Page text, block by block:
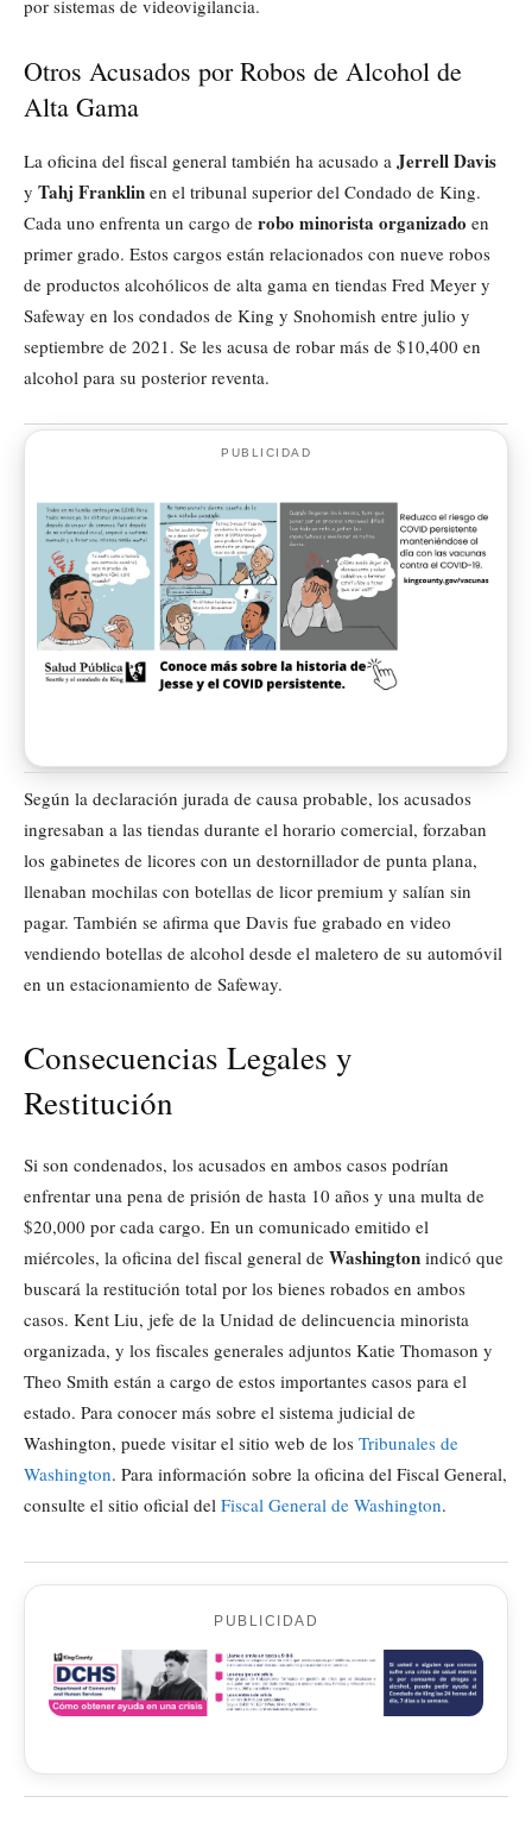
por sistemas de videovigilancia.
Otros Acusados por Robos de Alcohol de
Alta Gama
La oficina del fiscal general también ha acusado a Jerrell Davis
y Tahj Franklin en el tribunal superior del Condado de King.
Cada uno enfrenta un cargo de robo minorista organizado en
primer grado. Estos cargos están relacionados con nueve robos
de productos alcohólicos de alta gama en tiendas Fred Meyer y
Safeway en los condados de King y Snohomish entre julio y
septiembre de 2021. Se les acusa de robar más de $10,400 en
alcohol para su posterior reventa.
PUBLICIDAD
Según la declaración jurada de causa probable, los acusados
ingresaban a las tiendas durante el horario comercial, forzaban
los gabinetes de licores con un destornillador de punta plana,
llenaban mochilas con botellas de licor premium y salían sin
pagar. También se afirma que Davis fue grabado en video
vendiendo botellas de alcohol desde el maletero de su automóvil
en un estacionamiento de Safeway.
Consecuencias Legales y
Restitución
Si son condenados, los acusados en ambos casos podrían
enfrentar una pena de prisión de hasta 10 años y una multa de
$20,000 por cada cargo. En un comunicado emitido el
miércoles, la oficina del fiscal general de Washington indicó que
buscará la restitución total por los bienes robados en ambos
casos. Kent Liu, jefe de la Unidad de delincuencia minorista
organizada, y los fiscales generales adjuntos Katie Thomason y
Theo Smith están a cargo de estos importantes casos para el
estado. Para conocer más sobre el sistema judicial de
Washington, puede visitar el sitio web de los Tribunales de
Washington. Para información sobre la oficina del Fiscal General,
consulte el sitio oficial del Fiscal General de Washington.
PUBLICIDAD